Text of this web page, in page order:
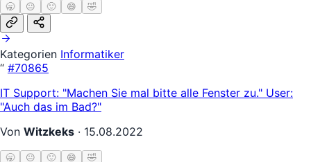
🥱 😐 🙂 😄 🤣
Kategorien Informatiker
“ #70865
IT Support: "Machen Sie mal bitte alle Fenster zu." User:
"Auch das im Bad?"
Von Witzkeks · 15.08.2022
🥱 😐 🙂 😄 🤣